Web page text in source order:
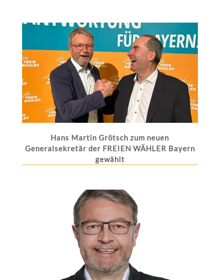
Hans Martin Grötsch zum neuen
Generalsekretär der FREIEN WÄHLER Bayern
gewählt